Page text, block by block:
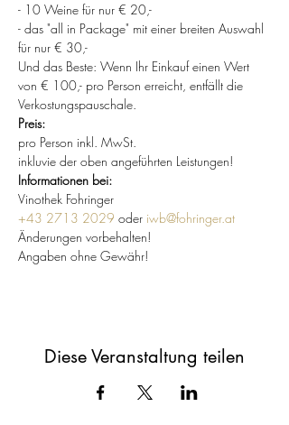
- 10 Weine für nur € 20,-
- das "all in Package" mit einer breiten Auswahl
für nur € 30,-
Und das Beste: Wenn Ihr Einkauf einen Wert
von € 100,- pro Person erreicht, entfällt die
Verkostungspauschale.
Preis:
pro Person inkl. MwSt.
inkluvie der oben angeführten Leistungen!
Informationen bei:
Vinothek Fohringer
+43 2713 2029 oder iwb@fohringer.at
Änderungen vorbehalten!
Angaben ohne Gewähr!
Diese Veranstaltung teilen